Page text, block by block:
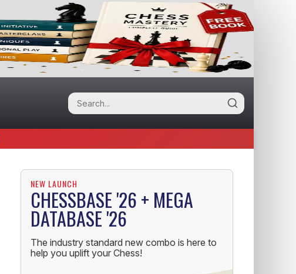
NEW LAUNCH
CHESSBASE '26 + MEGA
DATABASE '26
The industry standard new combo is here to
help you uplift your Chess!